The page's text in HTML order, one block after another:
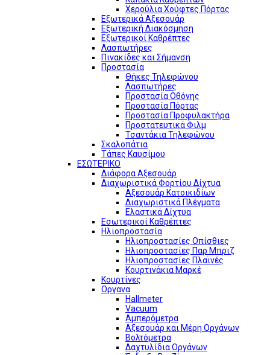
Χερούλια Χούφτες Πόρτας
Εξωτερικά Αξεσουάρ
Εξωτερική Διακόσμηση
Εξωτερικοί Καθρέπτες
Λασπωτήρες
Πινακίδες και Σήμανση
Προστασία
Θήκες Τηλεφώνου
Λασπωτήρες
Προστασία Οθόνης
Προστασία Πόρτας
Προστασία Προφυλακτήρα
Προστατευτικά Φιλμ
Τσαντάκια Τηλεφώνου
Σκαλοπάτια
Τάπες Καυσίμου
ΕΣΩΤΕΡΙΚΟ
Διάφορα Αξεσουάρ
Διαχωριστικά Φορτίου Δίχτυα
Αξεσουάρ Κατοικιδίων
Διαχωριστικά Πλέγματα
Ελαστικά Δίχτυα
Εσωτερικοί Καθρέπτες
Ηλιοπροστασία
Ηλιοπροστασίες Οπίσθιες
Ηλιοπροστασίες Παρ Μπριζ
Ηλιοπροστασίες Πλαϊνές
Κουρτινάκια Μαρκέ
Κουρτίνες
Οργανα
Hallmeter
Vacuum
Αμπερόμετρα
Αξεσουάρ και Μέρη Οργάνων
Βολτόμετρα
Δαχτυλίδια Οργάνων